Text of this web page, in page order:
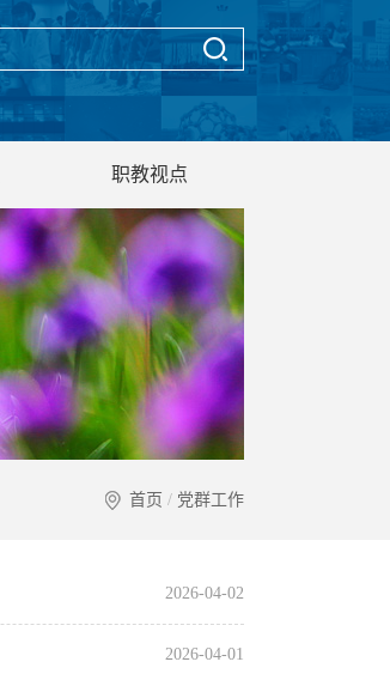
职教视点
首页 / 党群工作
2026-04-02
2026-04-01